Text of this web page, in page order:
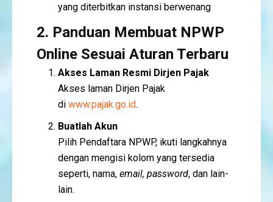
yang diterbitkan instansi berwenang
2. Panduan Membuat NPWP
Online Sesuai Aturan Terbaru
Akses Laman Resmi Dirjen Pajak
Akses laman Dirjen Pajak
di www.pajak.go.id.
Buatlah Akun
Pilih Pendaftara NPWP, ikuti langkahnya
dengan mengisi kolom yang tersedia
seperti, nama, email, password, dan lain-
lain.